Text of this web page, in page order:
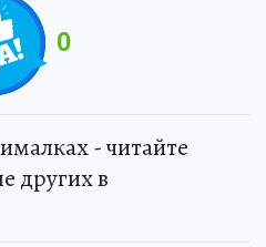
0
- читайте
других в